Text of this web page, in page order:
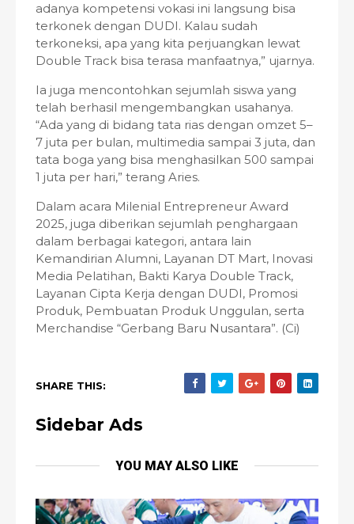
adanya kompetensi vokasi ini langsung bisa
terkonek dengan DUDI. Kalau sudah
terkoneksi, apa yang kita perjuangkan lewat
Double Track bisa terasa manfaatnya,” ujarnya.
Ia juga mencontohkan sejumlah siswa yang
telah berhasil mengembangkan usahanya.
“Ada yang di bidang tata rias dengan omzet 5–
7 juta per bulan, multimedia sampai 3 juta, dan
tata boga yang bisa menghasilkan 500 sampai
1 juta per hari,” terang Aries.
Dalam acara Milenial Entrepreneur Award
2025, juga diberikan sejumlah penghargaan
dalam berbagai kategori, antara lain
Kemandirian Alumni, Layanan DT Mart, Inovasi
Media Pelatihan, Bakti Karya Double Track,
Layanan Cipta Kerja dengan DUDI, Promosi
Produk, Pembuatan Produk Unggulan, serta
Merchandise “Gerbang Baru Nusantara”. (Ci)
SHARE THIS:
Sidebar Ads
YOU MAY ALSO LIKE